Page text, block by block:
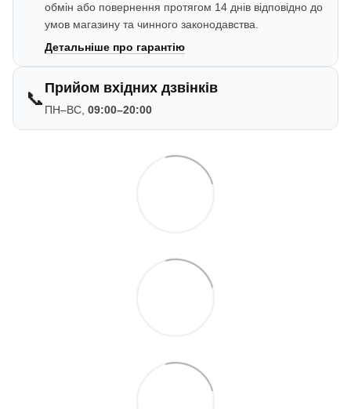
обмін або повернення протягом 14 днів відповідно до
умов магазину та чинного законодавства.
Детальніше про гарантію
📞 Прийом вхідних дзвінків
ПН–ВС, 09:00–20:00